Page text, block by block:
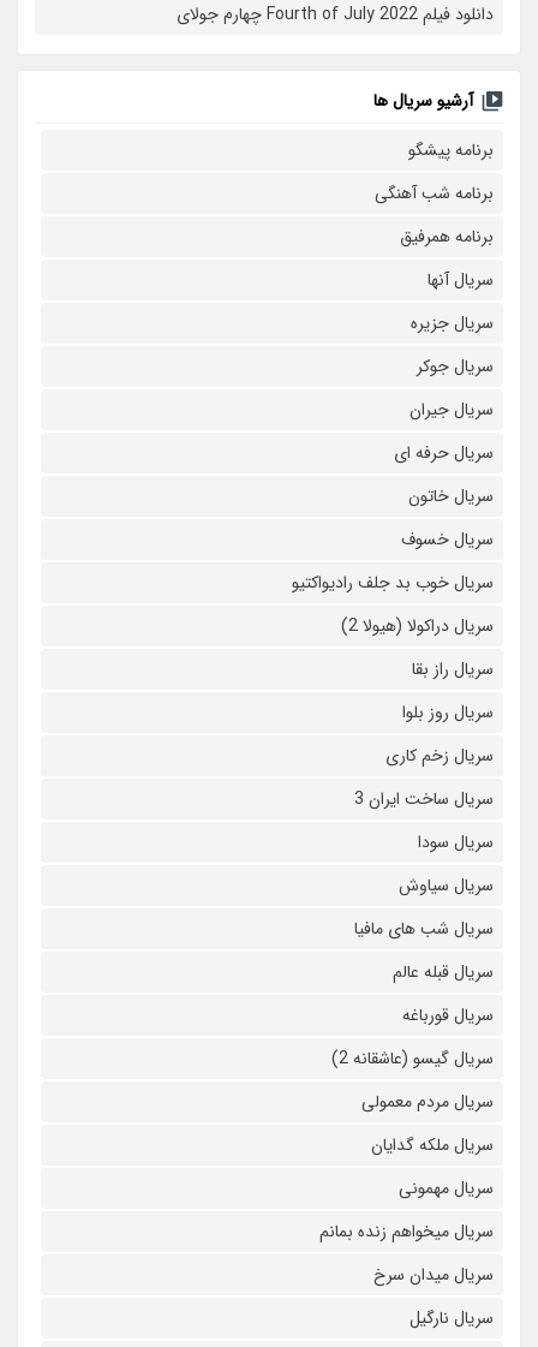
دانلود فیلم Fourth of July 2022 چهارم جولای
آرشیو سریال ها
برنامه پیشگو
برنامه شب آهنگی
برنامه همرفیق
سریال آنها
سریال جزیره
سریال جوکر
سریال جیران
سریال حرفه ای
سریال خاتون
سریال خسوف
سریال خوب بد جلف رادیواکتیو
سریال دراکولا (هیولا 2)
سریال راز بقا
سریال روز بلوا
سریال زخم کاری
سریال ساخت ایران 3
سریال سودا
سریال سیاوش
سریال شب های مافیا
سریال قبله عالم
سریال قورباغه
سریال گیسو (عاشقانه 2)
سریال مردم معمولی
سریال ملکه گدایان
سریال مهمونی
سریال میخواهم زنده بمانم
سریال میدان سرخ
سریال نارگیل